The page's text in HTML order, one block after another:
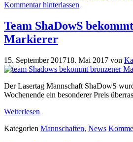
Kommentar hinterlassen
Team ShaDowS
Markierer
15. September 201718. Mai 2017 von
Der Lasertag Mannschaft ShaDowS
Wochenende ein besonderer Preis
Weiterlesen
Kategorien Mannschaften, News